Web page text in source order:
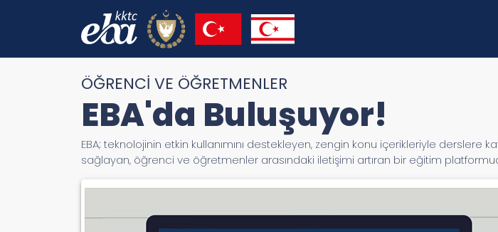
ÖĞRENCİ VE ÖĞRETMENLER
EBA'da Buluşuyor!
EBA; teknolojinin etkin kullanımını destekleyen, zengin konu içerikleriyle derslere
sağlayan, öğrenci ve öğretmenler arasındaki iletişimi artıran bir eğitim